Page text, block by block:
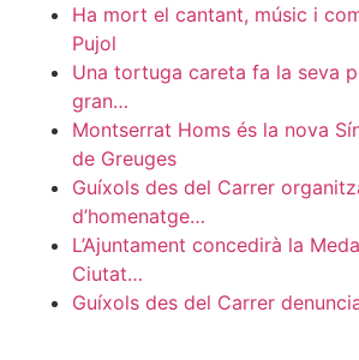
Ha mort el cantant, músic i
Pujol
Una tortuga careta fa la seva
gran…
Montserrat Homs és la nova
de Greuges
Guíxols des del Carrer
d’homenatge…
L’Ajuntament concedirà la
Ciutat…
Guíxols des del Carrer